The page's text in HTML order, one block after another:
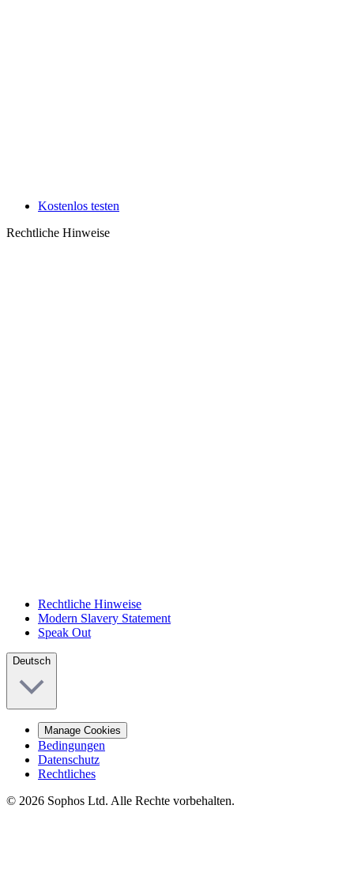
Kostenlos testen
Rechtliche Hinweise
Rechtliche Hinweise
Modern Slavery Statement
Speak Out
Deutsch
Manage Cookies
Bedingungen
Datenschutz
Rechtliches
© 2026 Sophos Ltd. Alle Rechte vorbehalten.